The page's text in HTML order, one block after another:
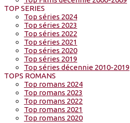
TOP SERIES
Top séries 2024
Top séries 2023
Top séries 2022
Top séries 2021
Top séries 2020
Top séries 2019
Top séries décennie 2010-2019
TOPS ROMANS
Top romans 2024
Top romans 2023
Top romans 2022
Top romans 2021
Top romans 2020